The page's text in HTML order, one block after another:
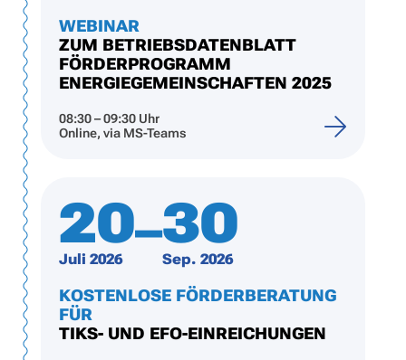
WEBINAR
ZUM BETRIEBSDATENBLATT
FÖRDERPROGRAMM
ENERGIEGEMEINSCHAFTEN 2025
08:30 – 09:30 Uhr
Online, via MS-Teams
20
Juli 2026 –30
Sep. 2026
KOSTENLOSE FÖRDERBERATUNG
FÜR
TIKS- UND EFO-EINREICHUNGEN